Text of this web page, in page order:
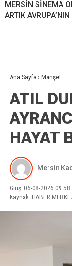
MERSİN SİNEMA
ARTIK
Ana Sayfa › Manşet
ATIL
HAYAT
Mersin
Giriş: 06-08-2026 09:58
Kaynak: HABER